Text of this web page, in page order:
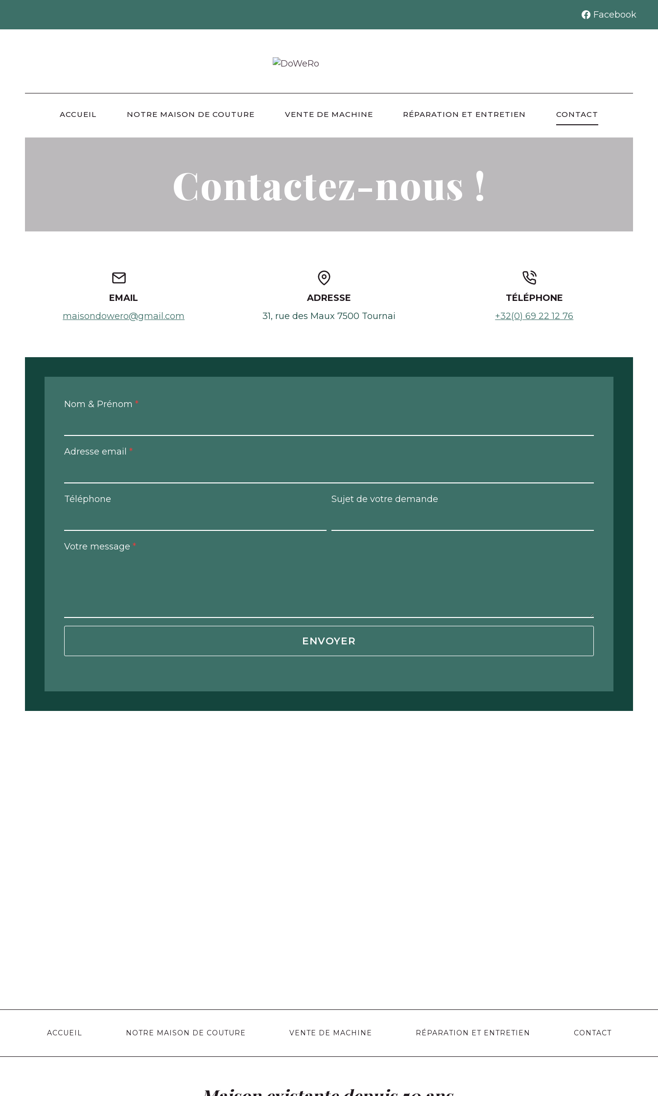
content
Facebook
ACCUEIL NOTRE MAISON DE COUTURE VENTE DE MACHINE RÉPARATION ET ENTRETIEN CONTACT
Contactez-nous !
EMAIL
maisondowero@gmail.com
ADRESSE
31, rue des Maux 7500 Tournai
TÉLÉPHONE
+32(0) 69 22 12 76
Nom & Prénom *
Adresse email *
Téléphone Sujet de votre demande
Votre message *
ENVOYER
ACCUEIL NOTRE MAISON DE COUTURE VENTE DE MACHINE RÉPARATION ET ENTRETIEN CONTACT